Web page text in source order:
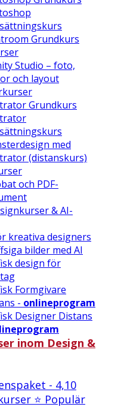
Grundkurs
Studio – foto,
och layout
Grundkurs
med
(distanskurs)
och PDF-
& AI-
kreativa designers
bilder med AI
design för
Formgivare
- onlineprogram
Designer Distans
inom Design &
- 4,10
⭐ Populär